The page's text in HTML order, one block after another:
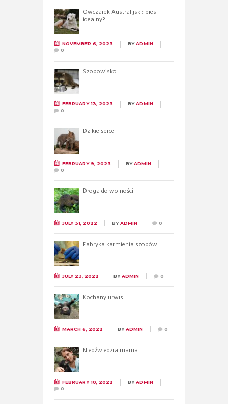
Owczarek Australijski: pies
idealny?
NOVEMBER 6, 2023 BYADMIN
0
Szopowisko
FEBRUARY 13, 2023 BYADMIN
0
Dzikie serce
FEBRUARY 9, 2023 BYADMIN
0
Droga do wolności
JULY 31, 2022 BYADMIN 0
Fabryka karmienia szopów
JULY 23, 2022 BYADMIN 0
Kochany urwis
MARCH 6, 2022 BYADMIN 0
Niedźwiedzia mama
FEBRUARY 10, 2022 BYADMIN
0